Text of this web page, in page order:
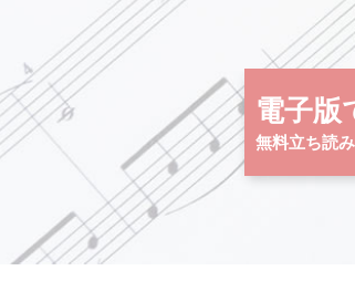
電子版
無料立ち読